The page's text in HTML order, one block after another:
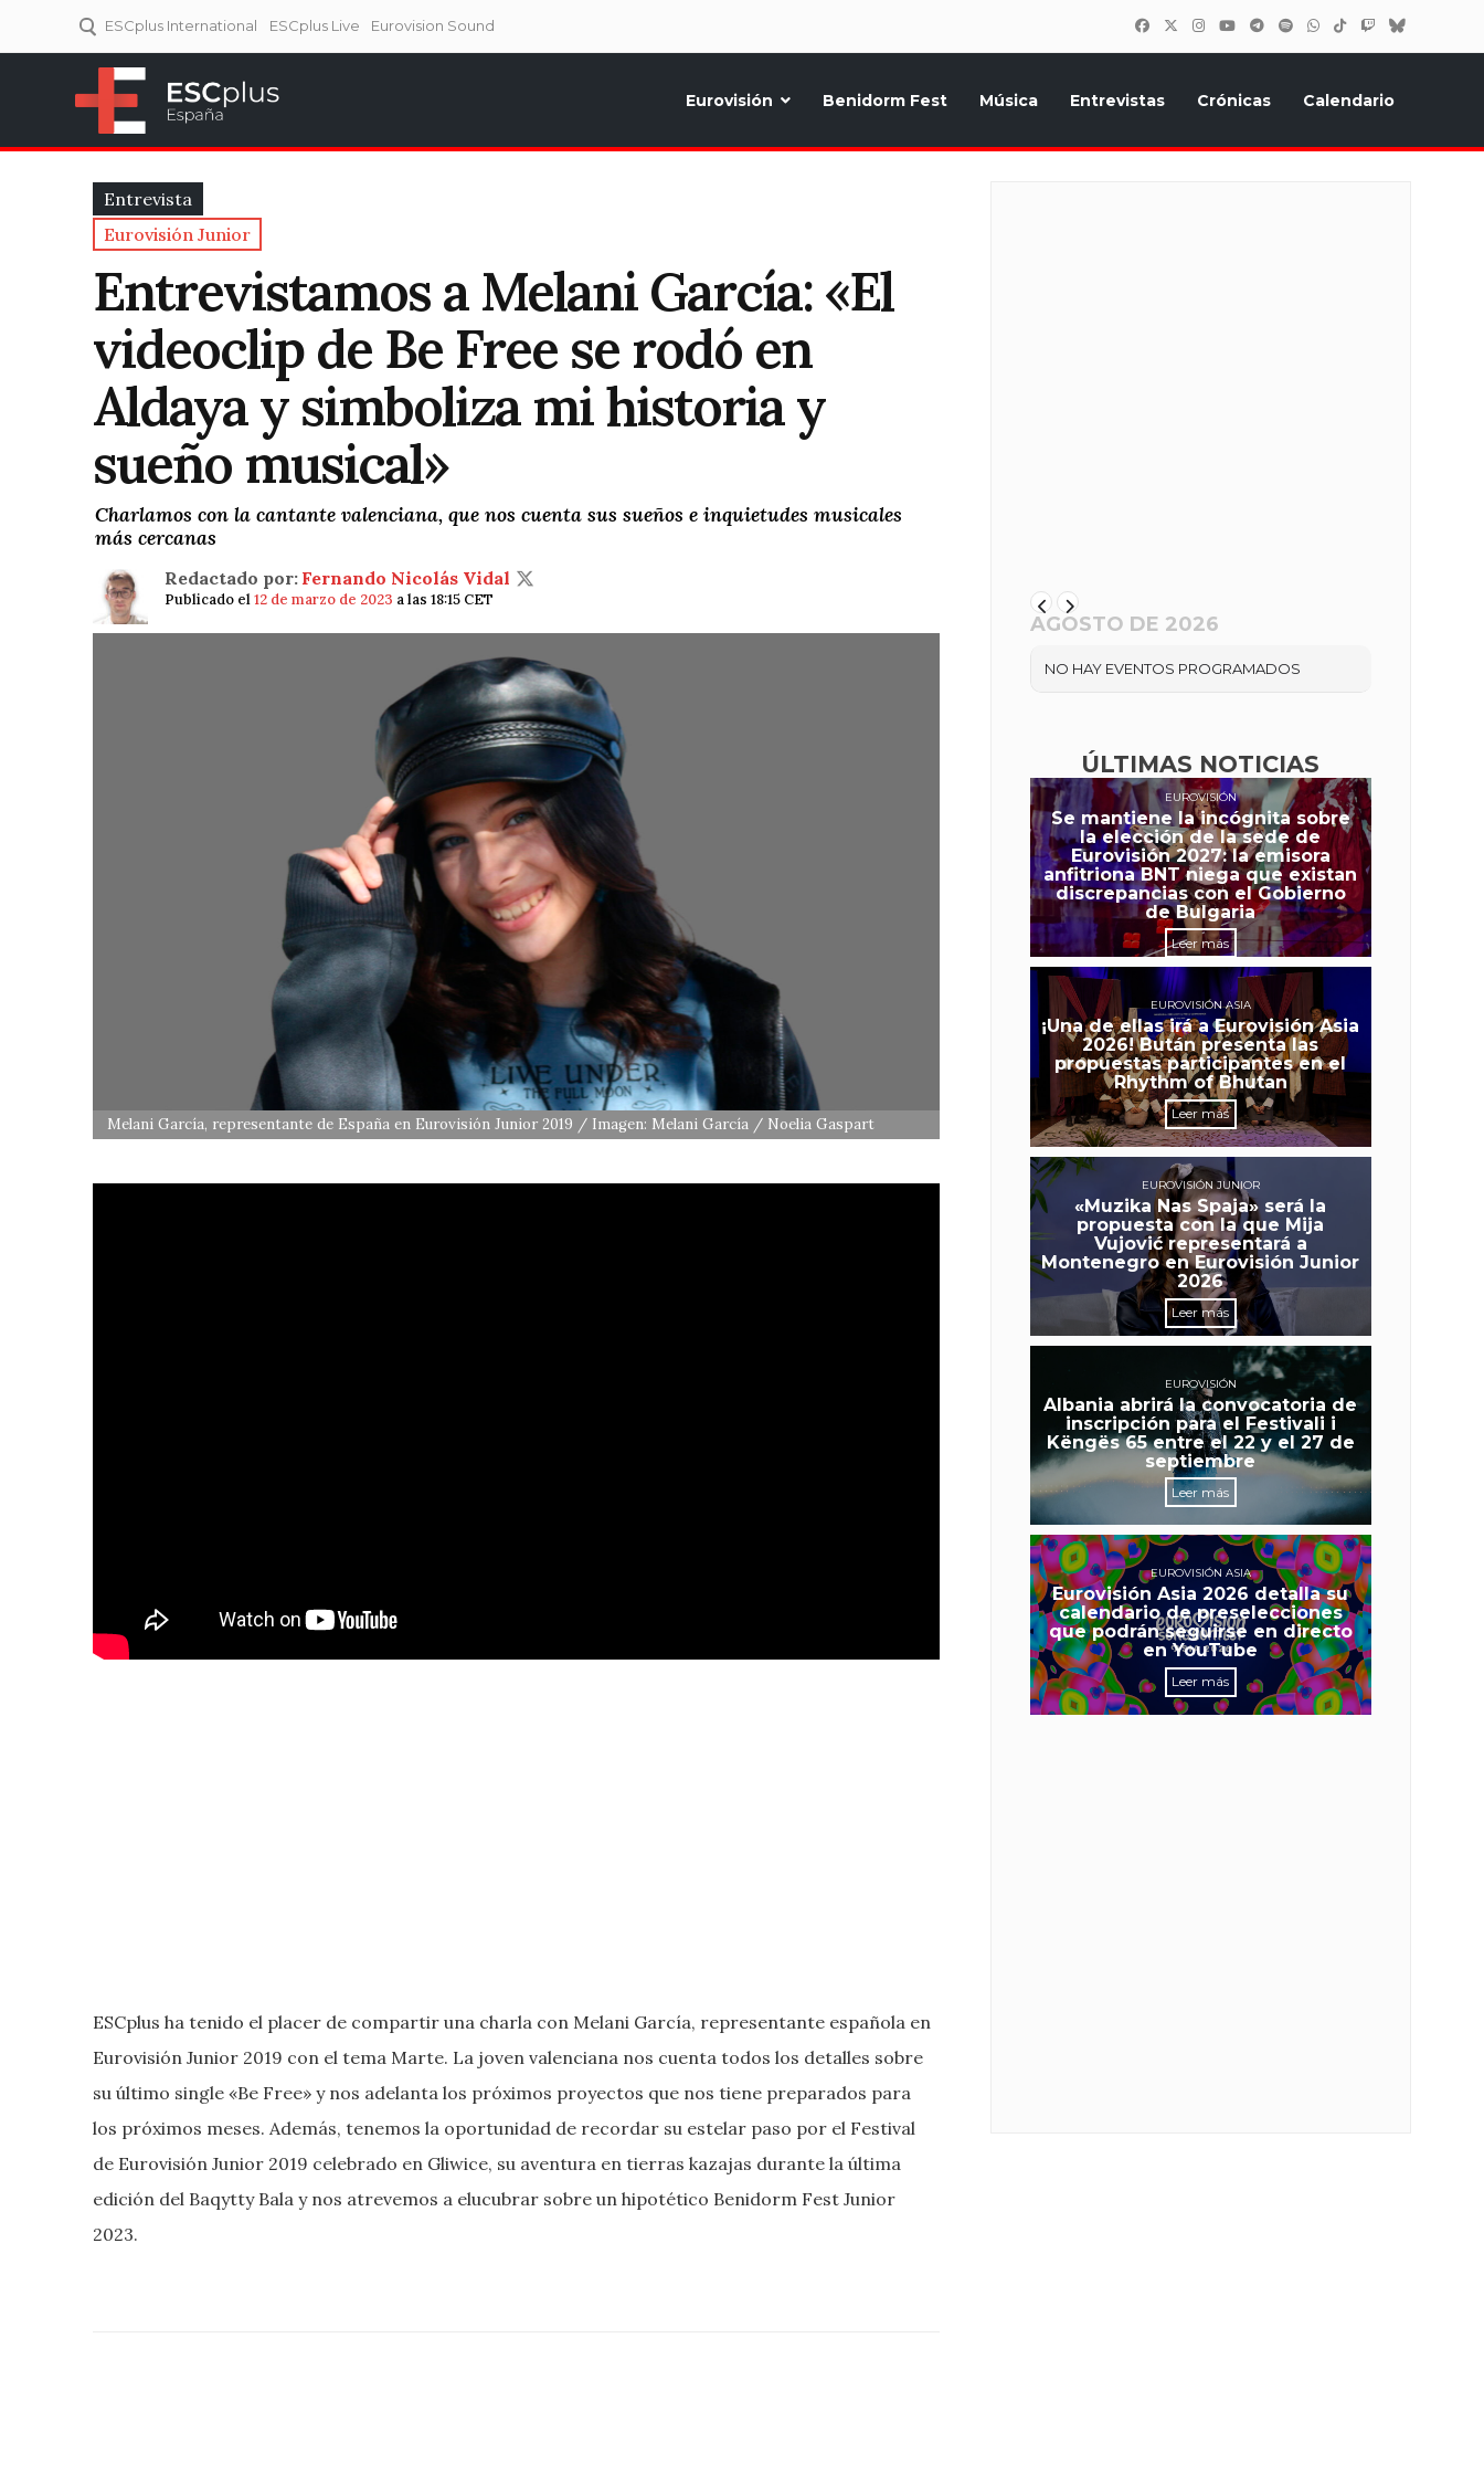
ESCplus International ESCplus Live Eurovision Sound
Eurovisión Benidorm Fest Música Entrevistas Crónicas Calendario
Entrevista
Eurovisión Junior
Entrevistamos a Melani García: «El
videoclip de Be Free se rodó en
Aldaya y simboliza mi historia y
sueño musical»
Charlamos con la cantante valenciana, que nos cuenta sus sueños e inquietudes musicales
más cercanas
Redactado por: Fernando Nicolás Vidal
Publicado el12 de marzo de 2023 a las 18:15 CET
Melani García, representante de España en Eurovisión Junior 2019 / Imagen: Melani García / Noelia Gaspart
ESCplus ha tenido el placer de compartir una charla con Melani García, representante española en
Eurovisión Junior 2019 con el tema Marte. La joven valenciana nos cuenta todos los detalles sobre
su último single «Be Free» y nos adelanta los próximos proyectos que nos tiene preparados para
los próximos meses. Además, tenemos la oportunidad de recordar su estelar paso por el Festival
de Eurovisión Junior 2019 celebrado en Gliwice, su aventura en tierras kazajas durante la última
edición del Baqytty Bala y nos atrevemos a elucubrar sobre un hipotético Benidorm Fest Junior
2023.
AGOSTO DE 2026
NO HAY EVENTOS PROGRAMADOS
ÚLTIMAS NOTICIAS
EUROVISIÓN
Se mantiene la incógnita sobre
la elección de la sede de
Eurovisión 2027: la emisora
anfitriona BNT niega que existan
discrepancias con el Gobierno
de Bulgaria
Leer más
EUROVISIÓN ASIA
¡Una de ellas irá a Eurovisión Asia
2026! Bután presenta las
propuestas participantes en el
Rhythm of Bhutan
Leer más
EUROVISIÓN JUNIOR
«Muzika Nas Spaja» será la
propuesta con la que Mija
Vujović representará a
Montenegro en Eurovisión Junior
2026
Leer más
EUROVISIÓN
Albania abrirá la convocatoria de
inscripción para el Festivali i
Këngës 65 entre el 22 y el 27 de
septiembre
Leer más
EUROVISIÓN ASIA
Eurovisión Asia 2026 detalla su
calendario de preselecciones
que podrán seguirse en directo
en YouTube
Leer más